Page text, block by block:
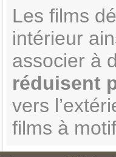
Les films
intérieur
associer à
réduisent
vers
films à